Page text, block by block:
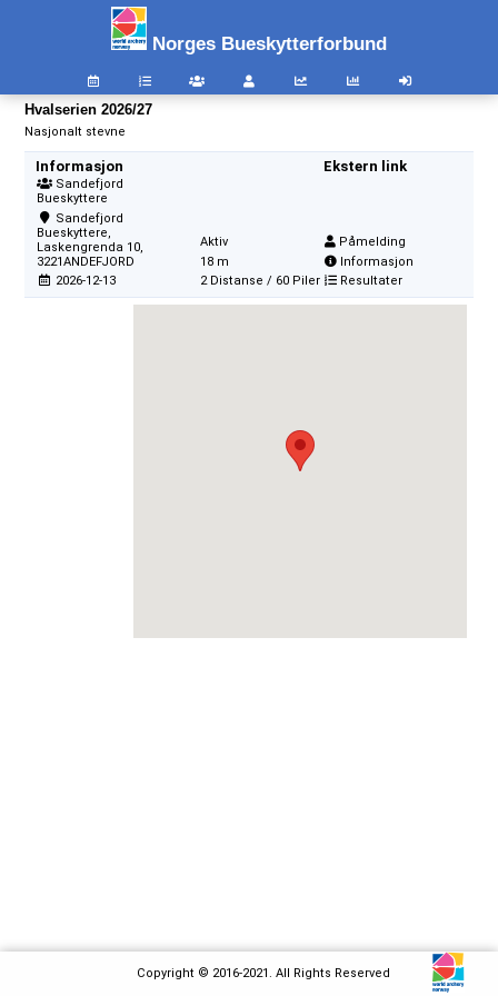
Norges Bueskytterforbund
Hvalserien 2026/27
Nasjonalt stevne
Informasjon
Sandefjord
Bueskyttere
Sandefjord
Bueskyttere,
Laskengrenda 10,
3221ANDEFJORD
2026-12-13
Aktiv
18 m
2 Distanse / 60 Piler
Ekstern link
Påmelding
Informasjon
Resultater
Copyright © 2016-2021. All Rights Reserved